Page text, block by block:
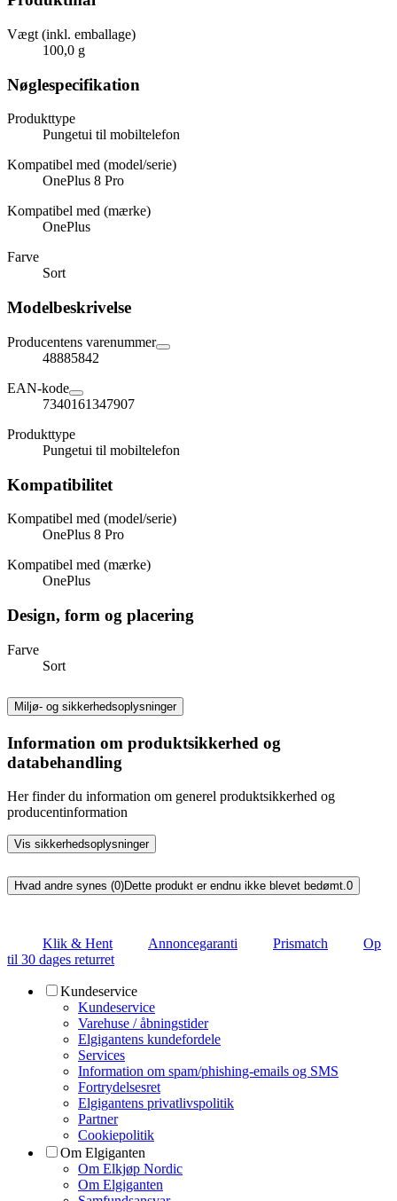
Vægt (inkl. emballage)
100,0 g
Nøglespecifikation
Produkttype
Pungetui til mobiltelefon
Kompatibel med (model/serie)
OnePlus 8 Pro
Kompatibel med (mærke)
OnePlus
Farve
Sort
Modelbeskrivelse
Producentens varenummer
48885842
EAN-kode
7340161347907
Produkttype
Pungetui til mobiltelefon
Kompatibilitet
Kompatibel med (model/serie)
OnePlus 8 Pro
Kompatibel med (mærke)
OnePlus
Design, form og placering
Farve
Sort
Miljø- og sikkerhedsoplysninger
Information om produktsikkerhed og
databehandling
Her finder du information om generel produktsikkerhed og
producentinformation
Vis sikkerhedsoplysninger
Hvad andre synes (0)Dette produkt er endnu ikke blevet bedømt.0
Klik & Hent Annoncegaranti Prismatch
Op
til 30 dages returret
Kundeservice
Kundeservice
Varehuse / åbningstider
Elgigantens kundefordele
Services
Information om spam/phishing-emails og SMS
Fortrydelsesret
Elgigantens privatlivspolitik
Partner
Cookiepolitik
Om Elgiganten
Om Elkjøp Nordic
Om Elgiganten